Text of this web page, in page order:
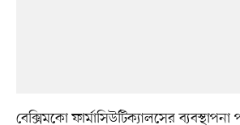
বেক্সিমকো ফার্মাসিউটিক্যালসের